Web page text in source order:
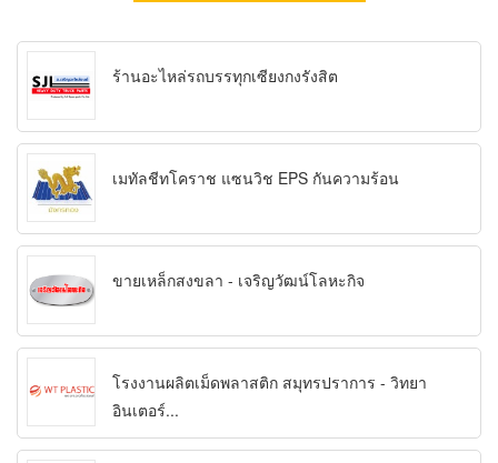
ร้านอะไหล่รถบรรทุกเซียงกงรังสิต
เมทัลชีทโคราช แซนวิช EPS กันความร้อน
ขายเหล็กสงขลา - เจริญวัฒน์โลหะกิจ
โรงงานผลิตเม็ดพลาสติก สมุทรปราการ - วิทยา
อินเตอร์...